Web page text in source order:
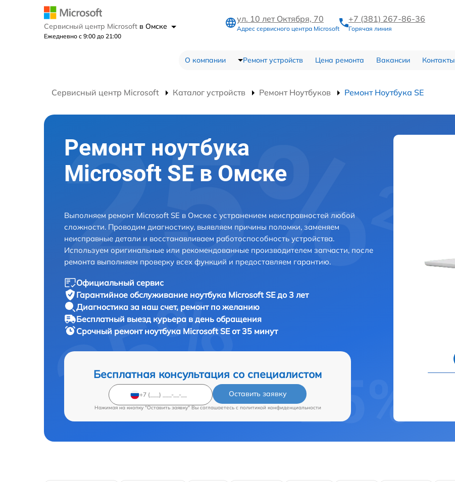
Сервисный центр Microsoft в Омске
Ежедневно с 9:00 до 21:00
ул. 10 лет Октября, 70
Адрес сервисного центра Microsoft
+7 (381) 267-86-36
Горячая линия
О компании Ремонт устройств Цена ремонта Вакансии Контакты
Сервисный центр Microsoft Каталог устройств Ремонт Ноутбуков Ремонт Ноутбука SE
Ремонт ноутбука
Microsoft SE в Омске
Выполняем ремонт Microsoft SE в Омске с устранением неисправностей любой
сложности. Проводим диагностику, выявляем причины поломки, заменяем
неисправные детали и восстанавливаем работоспособность устройства.
Используем оригинальные или рекомендованные производителем запчасти, после
ремонта выполняем проверку всех функций и предоставляем гарантию.
Официальный сервис
Гарантийное обслуживание ноутбука Microsoft SE до 3 лет
Диагностика за наш счет, ремонт по желанию
Бесплатный выезд курьера в день обращения
Срочный ремонт ноутбука Microsoft SE от 35 минут
Бесплатная консультация со специалистом
Оставить заявку
Нажимая на кнопку "Оставить заявку" Вы соглашаетесь c политикой конфиденциальности